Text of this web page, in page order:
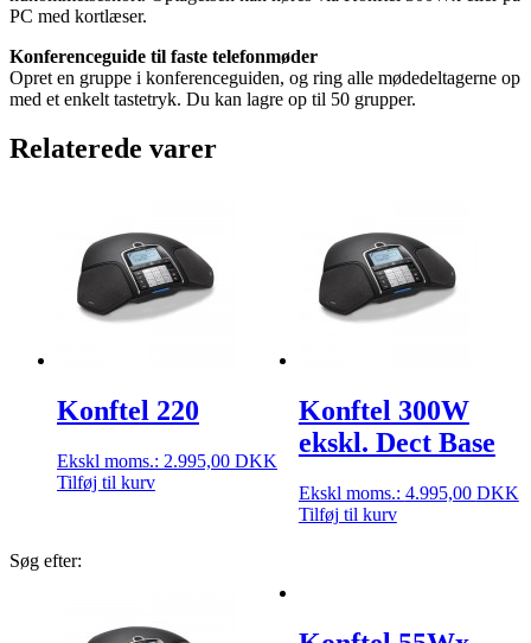
PC med kortlæser.
Konferenceguide til faste telefonmøder
Opret en gruppe i konferenceguiden, og ring alle mødedeltagerne op
med et enkelt tastetryk. Du kan lagre op til 50 grupper.
Relaterede varer
Konftel 220
Ekskl moms.: 2.995,00 DKK
Tilføj til kurv
Konftel 300W
ekskl. Dect Base
Ekskl moms.: 4.995,00 DKK
Tilføj til kurv
Søg efter: